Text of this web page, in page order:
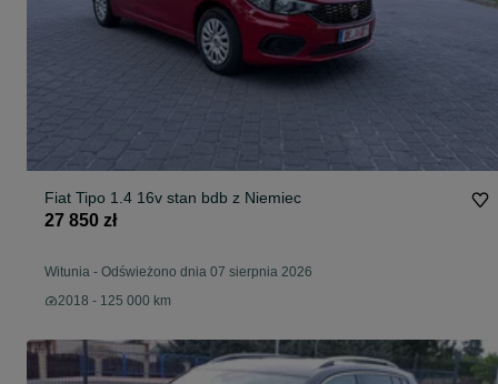
Fiat Tipo 1.4 16v stan bdb z Niemiec
27 850 zł
Witunia - Odświeżono dnia 07 sierpnia 2026
2018 - 125 000 km